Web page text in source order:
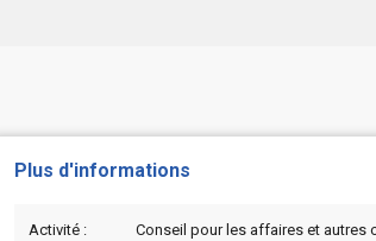
Plus d'informations
Activité :
Conseil pour les affaires et autres